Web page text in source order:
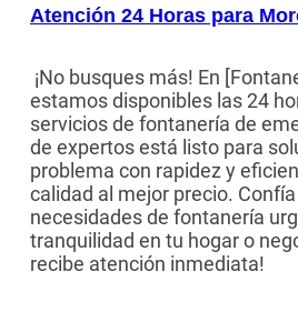
Atención 24 Horas para
¡No busques más! En
estamos disponibles las 24
servicios de fontanería de
de expertos está listo para
problema con rapidez y
calidad al mejor precio.
necesidades de fontanería
tranquilidad en tu hogar o
recibe atención inmediata!